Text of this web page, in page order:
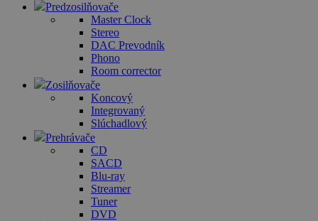
Predzosilňovače
Master Clock
Stereo
DAC Prevodník
Phono
Room corrector
Zosilňovače
Koncový
Integrovaný
Slúchadlový
Prehrávače
CD
SACD
Blu-ray
Streamer
Tuner
DVD